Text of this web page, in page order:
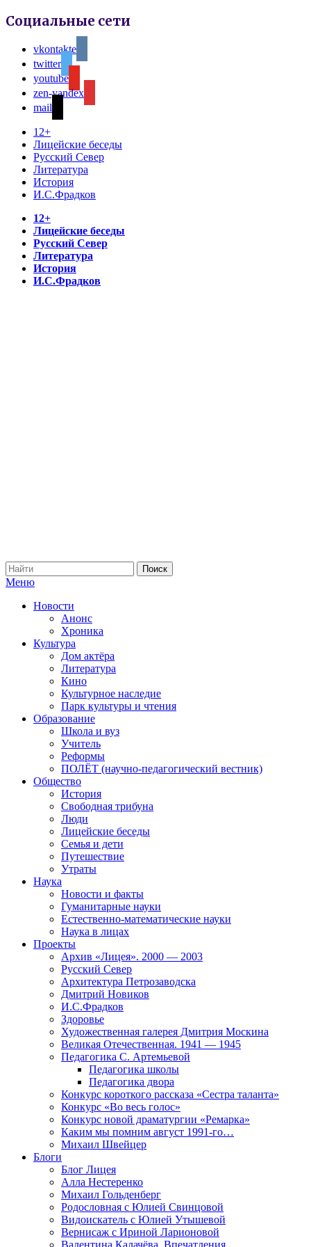
Социальные сети
vkontakte
twitter
youtube
zen-yandex
mail
12+
Лицейские беседы
Русский Север
Литература
История
И.С.Фрадков
12+
Лицейские беседы
Русский Север
Литература
История
И.С.Фрадков
Меню
Новости
Анонс
Хроника
Культура
Дом актёра
Литература
Кино
Культурное наследие
Парк культуры и чтения
Образование
Школа и вуз
Учитель
Реформы
ПОЛЁТ (научно-педагогический вестник)
Общество
История
Свободная трибуна
Люди
Лицейские беседы
Семья и дети
Путешествие
Утраты
Наука
Новости и факты
Гуманитарные науки
Естественно-математические науки
Наука в лицах
Проекты
Архив «Лицея». 2000 — 2003
Русский Север
Архитектура Петрозаводска
Дмитрий Новиков
И.С.Фрадков
Здоровье
Художественная галерея Дмитрия Москина
Великая Отечественная. 1941 — 1945
Педагогика С. Артемьевой
Педагогика школы
Педагогика двора
Конкурс короткого рассказа «Сестра таланта»
Конкурс «Во весь голос»
Конкурс новой драматургии «Ремарка»
Каким мы помним август 1991-го…
Михаил Швейцер
Блоги
Блог Лицея
Алла Нестеренко
Михаил Гольденберг
Родословная с Юлией Свинцовой
Видоискатель с Юлией Утышевой
Вернисаж с Ириной Ларионовой